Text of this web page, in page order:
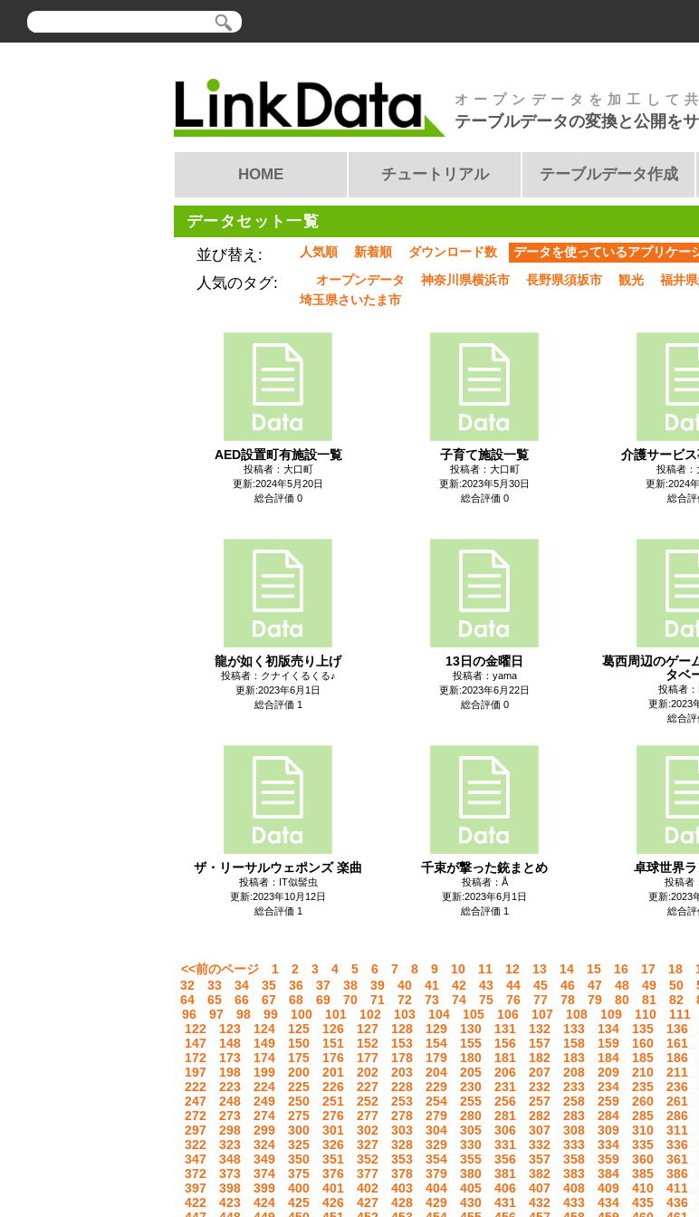
オープンデータを加工して
テーブルデータの変換と公開を
HOME チュートリアル テーブルデータ作成
データセット一覧
並び替え: 人気順 新着順 ダウンロード数 データを使っているアプリケー
人気のタグ: オープンデータ 神奈川県横浜市 長野県須坂市 観光 福井
埼玉県さいたま市
AED設置町有施設一覧
投稿者：大口町
更新:2024年5月20日
総合評価 0
子育て施設一覧
投稿者：大口町
更新:2023年5月30日
総合評価 0
介護サービ
投稿者：
更新:2024
総合評
龍が如く初版売り上げ
投稿者：クナイくるくる♪
更新:2023年6月1日
総合評価 1
13日の金曜日
投稿者：yama
更新:2023年6月22日
総合評価 0
葛西周辺のゲー
タベ
投稿者：
更新:2023
総合評
ザ・リーサルウェポンズ 楽曲
投稿者：IT似髻虫
更新:2023年10月12日
総合評価 1
千束が撃った銃まとめ
投稿者：Å
更新:2023年6月1日
総合評価 1
卓球世界
投稿者
更新:2023
総合評
<<前のページ 1 2 3 4 5 6 7 8 9 10 11 12 13 14 15 16 17 18
32
33 34 35 36 37 38 39 40 41 42 43 44 45 46 47 48 49 50
64
65 66 67 68 69 70 71 72 73 74 75 76 77 78 79 80 81 82
96
97 98 99 100 101 102 103 104 105 106 107 108 109 110 111
122
123 124 125 126 127 128 129 130 131 132 133 134 135 136
147
148 149 150 151 152 153 154 155 156 157 158 159 160 161
172
173 174 175 176 177 178 179 180 181 182 183 184 185 186
197
198 199 200 201 202 203 204 205 206 207 208 209 210 211
222
223 224 225 226 227 228 229 230 231 232 233 234 235 236
247
248 249 250 251 252 253 254 255 256 257 258 259 260 261
272
273 274 275 276 277 278 279 280 281 282 283 284 285 286
297
298 299 300 301 302 303 304 305 306 307 308 309 310 311
322
323 324 325 326 327 328 329 330 331 332 333 334 335 336
347
348 349 350 351 352 353 354 355 356 357 358 359 360 361
372
373 374 375 376 377 378 379 380 381 382 383 384 385 386
397
398 399 400 401 402 403 404 405 406 407 408 409 410 411
422
423 424 425 426 427 428 429 430 431 432 433 434 435 436